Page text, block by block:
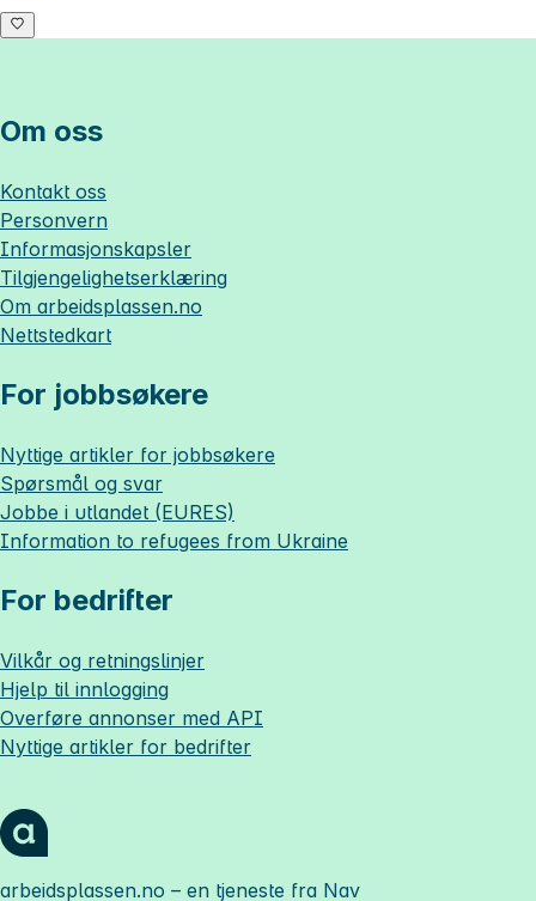
Om oss
Kontakt oss
Personvern
Informasjonskapsler
Tilgjengelighetserklæring
Om arbeidsplassen.no
Nettstedkart
For jobbsøkere
Nyttige artikler for jobbsøkere
Spørsmål og svar
Jobbe i utlandet (EURES)
Information to refugees from Ukraine
For bedrifter
Vilkår og retningslinjer
Hjelp til innlogging
Overføre annonser med API
Nyttige artikler for bedrifter
arbeidsplassen.no – en tjeneste fra Nav